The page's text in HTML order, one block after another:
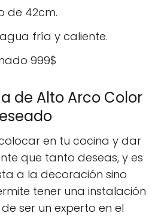
de 42cm.
fría y caliente.
999$
de Alto Arco Color
en tu cocina y dar
que tanto deseas, y es
a la decoración sino
tener una instalación
ser un experto en el